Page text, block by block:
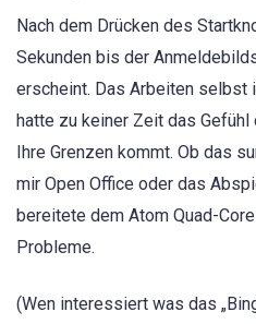
Nach dem Drücken des
Sekunden bis der
erscheint. Das Arbeiten selbst
hatte zu keiner Zeit das
Ihre Grenzen kommt. Ob das
mir Open Office oder das
bereitete dem Atom Quad-
Probleme.
(Wen interessiert was das